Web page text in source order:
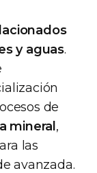
y aguas.
de
mineral ,
las
avanzada.